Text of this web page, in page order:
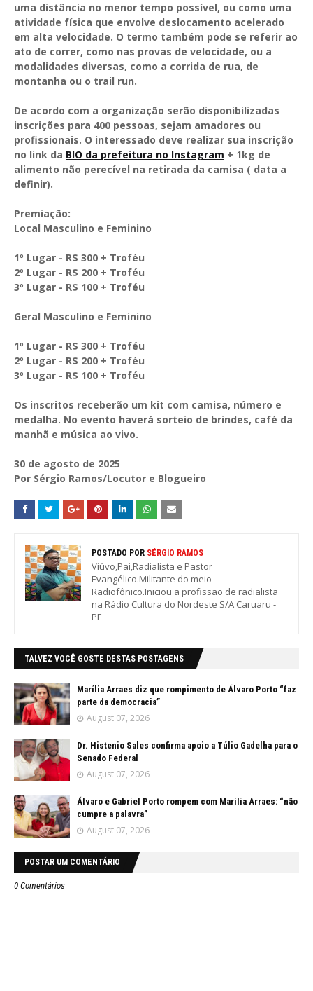
uma distância no menor tempo possível, ou como uma
atividade física que envolve deslocamento acelerado
em alta velocidade. O termo também pode se referir ao
ato de correr, como nas provas de velocidade, ou a
modalidades diversas, como a corrida de rua, de
montanha ou o trail run.
De acordo com a organização serão disponibilizadas
inscrições para 400 pessoas, sejam amadores ou
profissionais. O interessado deve realizar sua inscrição
no link da BIO da prefeitura no Instagram + 1kg de
alimento não perecível na retirada da camisa ( data a
definir).
Premiação:
Local Masculino e Feminino
1º Lugar - R$ 300 + Troféu
2º Lugar - R$ 200 + Troféu
3º Lugar - R$ 100 + Troféu
Geral Masculino e Feminino
1º Lugar - R$ 300 + Troféu
2º Lugar - R$ 200 + Troféu
3º Lugar - R$ 100 + Troféu
Os inscritos receberão um kit com camisa, número e
medalha. No evento haverá sorteio de brindes, café da
manhã e música ao vivo.
30 de agosto de 2025
Por Sérgio Ramos/Locutor e Blogueiro
POSTADO POR SÉRGIO RAMOS
Viúvo,Pai,Radialista e Pastor
Evangélico.Militante do meio
Radiofônico.Iniciou a profissão de radialista
na Rádio Cultura do Nordeste S/A Caruaru -
PE
TALVEZ VOCÊ GOSTE DESTAS POSTAGENS
Marília Arraes diz que rompimento de Álvaro Porto “faz
parte da democracia”
August 07, 2026
Dr. Histenio Sales confirma apoio a Túlio Gadelha para o
Senado Federal
August 07, 2026
Álvaro e Gabriel Porto rompem com Marília Arraes: “não
cumpre a palavra”
August 07, 2026
POSTAR UM COMENTÁRIO
0 Comentários